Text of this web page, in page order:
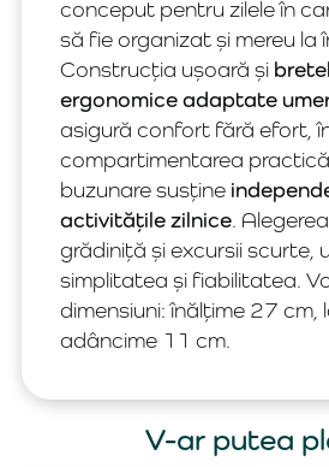
conceput pentru zilele în
să fie organizat și mereu la
Construcția ușoară și
ergonomice adaptate
asigură confort fără efort,
compartimentarea
buzunare susține
activitățile zilnice.
grădiniță și excursii scurte,
simplitatea și fiabilitatea.
dimensiuni: înălțime 27 cm,
adâncime 11 cm.
V-ar putea